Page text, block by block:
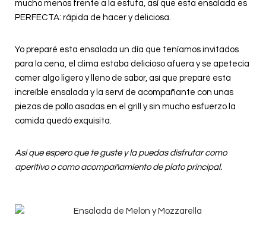
mucho menos frente a la estufa, así que esta ensalada es
PERFECTA: rápida de hacer y deliciosa.
Yo preparé esta ensalada un día que teníamos invitados
para la cena, el clima estaba delicioso afuera y se apetecía
comer algo ligero y lleno de sabor, así que preparé esta
increíble ensalada y la serví de acompañante con unas
piezas de pollo asadas en el grill y sin mucho esfuerzo la
comida quedó exquisita.
Así que espero que te guste y la puedas disfrutar como
aperitivo o como acompañamiento de plato principal.